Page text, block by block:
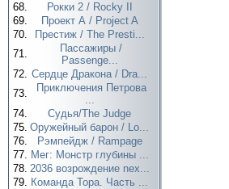
68.
Рокки 2 / Rocky II
69.
Проект А / Project A
70.
Престиж / The Presti...
71.
Пассажиры /
Passenge...
72. Сердце Дракона / Dra...
73.
Приключения Петрова
...
74.
Судья/The Judge
75. Оружейный барон / Lo...
76.
Рэмпейдж / Rampage
77. Мег: Монстр глубины ...
78. 2036 возрождение nex...
79. Команда Тора. Часть ...